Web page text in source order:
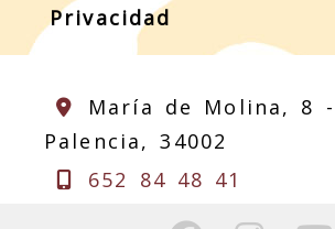
Privacidad
María de Molina, 8 -
Palencia,34002
652 84 48 41